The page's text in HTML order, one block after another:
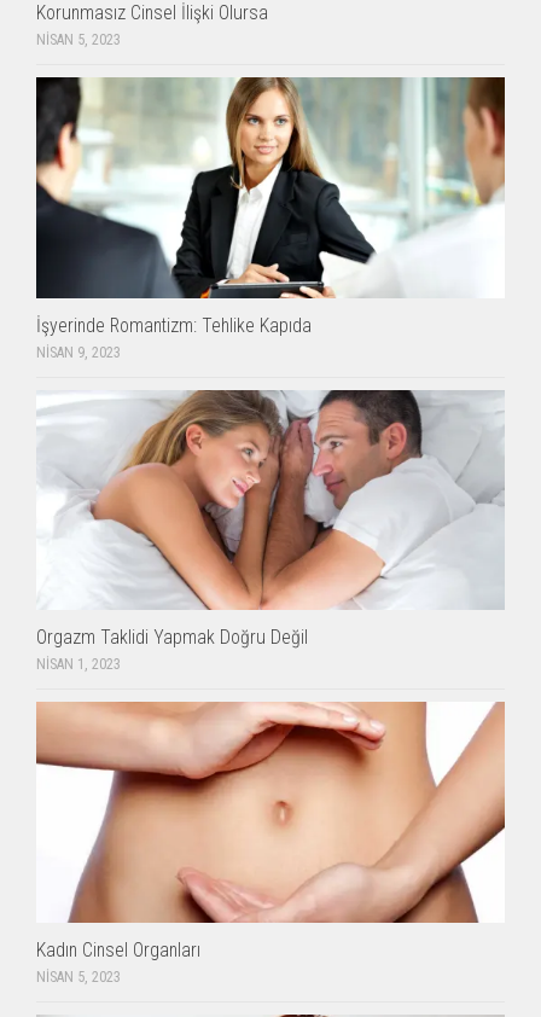
Korunmasız Cinsel İlişki Olursa
NISAN 5, 2023
İşyerinde Romantizm: Tehlike Kapıda
NISAN 9, 2023
Orgazm Taklidi Yapmak Doğru Değil
NISAN 1, 2023
Kadın Cinsel Organları
NISAN 5, 2023